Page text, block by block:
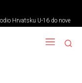
Hrvatsku U-16 do nove